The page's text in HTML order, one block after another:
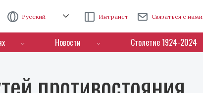
Русский Интранет Связаться с нами
Новости Столетие 1924-2024
противостояния